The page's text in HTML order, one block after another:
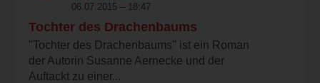
06.07.2015 – 18:47
Tochter des Drachenbaums
"Tochter des Drachenbaums" ist ein Roman
der Autorin Susanne Aernecke und der
Auftackt zu einer...